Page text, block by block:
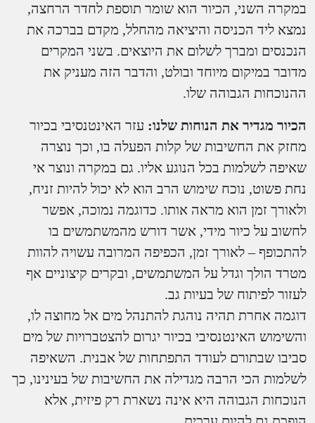
במקרה השני, הכיור הוא שומר תוספת לחדר הרחצה,
נמצא ליד הכניסה והיציאה מהחלל, מקדם בברכה את
הנכנסים ומברך לשלום את היוצאים. בשני המקרים
מדובר במיקום מיוחד ובולט, והדבר הזה מעניק את
ההנוכחות הגבוהה שלו.
הכיור מגדיר את הנוחות שלנו: עזר האינטנסיבי בכיור
מחזק את החשיבות של קלות הפעלה בו, וכך נוצרה
שאיפה לשלמות בכל הנוגע אליו. גם במקרה ונוצר אי
נחת פשוט, נוכח שימוש הרב הוא לא יכול להיות זניח,
ולאורך זמן הוא מראה אותו. כדוגמה נמוכה, אפשר
לחשוב על כיור מידי, אשר דורש מהמשתמשים בו
להתכופף – לאורך זמן, הכפיפה המרובה עשויה להוות
מטרד הולך וגדל על המשתמשים, ובקרים קיצוניים אף
לעזור לפיתוח של בעיות גב.
דוגמה אחרת תהיה נוהגת להתנהל מים אל מחוצה לו,
והשימוש האינטנסיבי בכיור יגרום להצטברויות של מים
סביבו שבתורם לעודד התפתחות של אבנית. השאיפה
לשלמות הכי הרבה מגדילה את החשיבות של בעינינו, כך
הנוכחות הגבוהה היא אינה נשארת רק פיזית, אלא